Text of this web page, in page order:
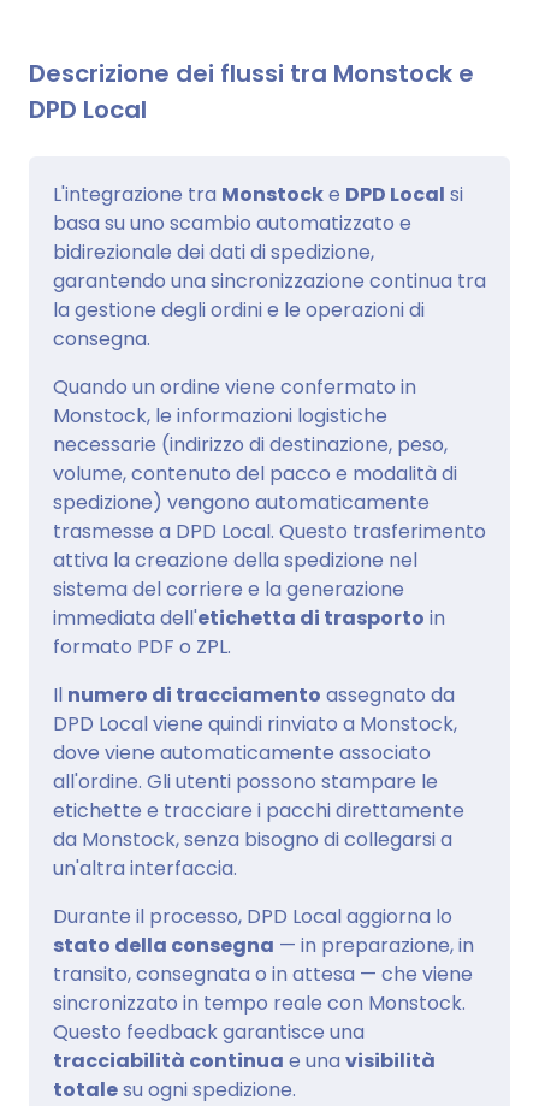
Descrizione dei flussi tra Monstock e
DPD Local
L'integrazione tra Monstocke DPD Local si
basa su uno scambio automatizzato e
bidirezionale dei dati di spedizione,
garantendo una sincronizzazione continua tra
la gestione degli ordini e le operazioni di
consegna.
Quando un ordine viene confermato in
Monstock, le informazioni logistiche
necessarie (indirizzo di destinazione, peso,
volume, contenuto del pacco e modalità di
spedizione) vengono automaticamente
trasmesse a DPD Local. Questo trasferimento
attiva la creazione della spedizione nel
sistema del corriere e la generazione
immediata dell'etichetta di trasporto in
formato PDF o ZPL.
Il numero di tracciamento assegnato da
DPD Local viene quindi rinviato a Monstock,
dove viene automaticamente associato
all'ordine. Gli utenti possono stampare le
etichette e tracciare i pacchi direttamente
da Monstock, senza bisogno di collegarsi a
un'altra interfaccia.
Durante il processo, DPD Local aggiorna lo
stato della consegna — in preparazione, in
transito, consegnata o in attesa — che viene
sincronizzato in tempo reale con Monstock.
Questo feedback garantisce una
tracciabilità continua e una visibilità
totalesu ogni spedizione.